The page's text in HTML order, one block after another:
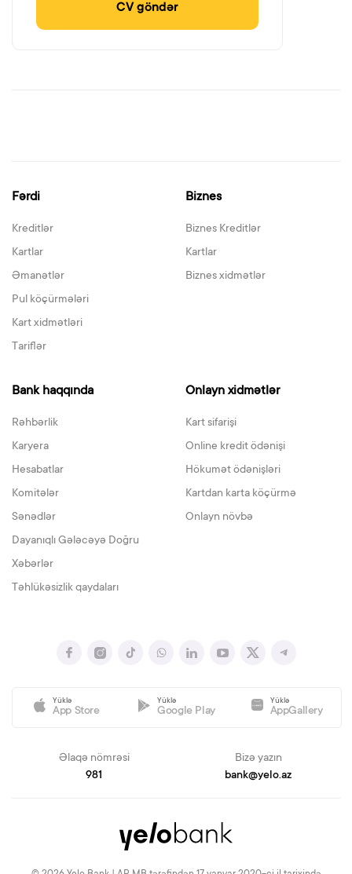
CV göndər
Fərdi
Kreditlər
Kartlar
Əmanətlər
Pul köçürmələri
Kart xidmətləri
Tariflər
Biznes
Biznes Kreditlər
Kartlar
Biznes xidmətlər
Bank haqqında
Rəhbərlik
Karyera
Hesabatlar
Komitələr
Sənədlər
Dayanıqlı Gələcəyə Doğru
Xəbərlər
Təhlükəsizlik qaydaları
Onlayn xidmətlər
Kart sifarişi
Online kredit ödənişi
Hökumət ödənişləri
Kartdan karta köçürmə
Onlayn növbə
Yüklə
App Store
Yüklə
Google Play
Yüklə
AppGallery
Əlaqə nömrəsi
981
Bizə yazın
bank@yelo.az